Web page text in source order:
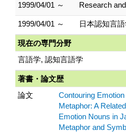
1999/04/01 ～ Research
1999/04/01 ～ 日本認知言
現在の専門分野
言語学, 認知言語学
著書・論文歴
論文
Contouring
Metaphor: A
Emotion Nouns in
Metaphor and